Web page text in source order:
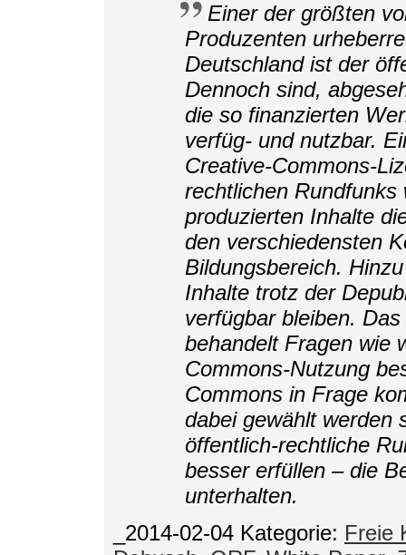
Einer der größten
Produzenten
Deutschland ist der
Dennoch sind,
die so finanzierten
verfüg- und nutzbar.
Creative-Commons-
rechtlichen
produzierten Inhalte
den verschiedensten
Bildungsbereich.
Inhalte trotz der
verfügbar bleiben.
behandelt Fragen wie
Commons-Nutzung
Commons in Frage
dabei gewählt werden
öffentlich-rechtliche
besser erfüllen – die
unterhalten.
_2014-02-04 Kategorie: Freie